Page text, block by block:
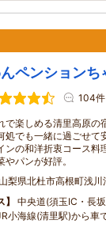
ペンションち
104件
で楽しめる清里高原の
処でも一緒に過ごせて
ンの和洋折衷コース料
やパンが好評。
山梨県北杜市高根町浅
中央道(須玉IC・長
小海線(清里駅)から車